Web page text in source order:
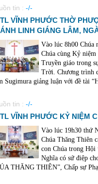
tin : -/-
VĨNH PHƯỚC THỜ
LINH GIÁNG LÂM,
Vào lúc 8h00 Chúa
Chúa cùng Kỷ
Truyền giáo trong
Trời. Chương trình
Sugimura giảng luận với đề tài
tin : -/-
VĨNH PHƯỚC KỶ NIỆM
Vào lúc 19h30 thứ
Chúa Thăng Thiên
con Chúa trong Hội
Nghĩa có sứ điệp
THĂNG THIÊN”, Chấp sự